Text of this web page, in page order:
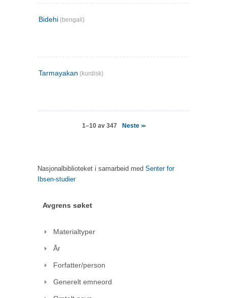
Bidehi (bengali)
Tarmayakan (kurdisk)
1–10 av 347 Neste >>
Nasjonalbiblioteket i samarbeid med Senter for
Ibsen-studier
Avgrens søket
Materialtyper
År
Forfatter/person
Generelt emneord